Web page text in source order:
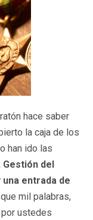
hace saber
la caja de los
han ido las
del
entrada de
mil palabras,
ustedes